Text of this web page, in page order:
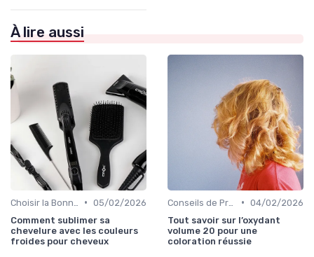
À lire aussi
• 05/02/2026
Comment sublimer sa
chevelure avec les couleurs
froides pour cheveux
• 04/02/2026
Tout savoir sur l’oxydant
volume 20 pour une
coloration réussie